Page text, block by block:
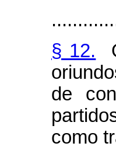
§ 12.
de
como